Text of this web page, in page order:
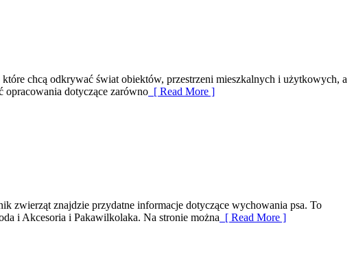
chcą odkrywać świat obiektów, przestrzeni mieszkalnych i użytkowych, a
opracowania dotyczące zarówno [ Read More ]
zwierząt znajdzie przydatne informacje dotyczące wychowania psa. To
i Akcesoria i Pakawilkolaka. Na stronie można [ Read More ]